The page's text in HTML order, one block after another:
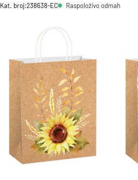
Kat. broj:238638-EC Raspoloživo odmah